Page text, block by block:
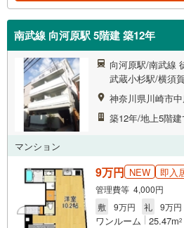
南武線 向河原駅 5階建 築12年
向河原駅/南武線
武蔵小杉駅/横須
神奈川県川崎市
築12年/地上5階
マンション
9万円 NEW 即入
管理費等 4,000円
敷
9万円 礼 9万円
ワンルーム 25.47m2